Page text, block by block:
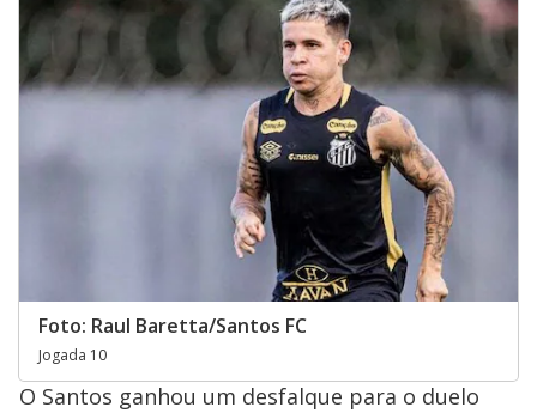
Foto: Raul Baretta/Santos FC
Jogada 10
O Santos ganhou um desfalque para o duelo